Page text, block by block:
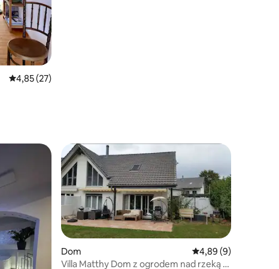
Średnia ocena: 4,85 na 5, liczba recenzji: 27
4,85 (27)
Dom Średnia ocena: 4,89
4,89 (9)
Villa Matthy Dom z ogrodem nad rzeką –